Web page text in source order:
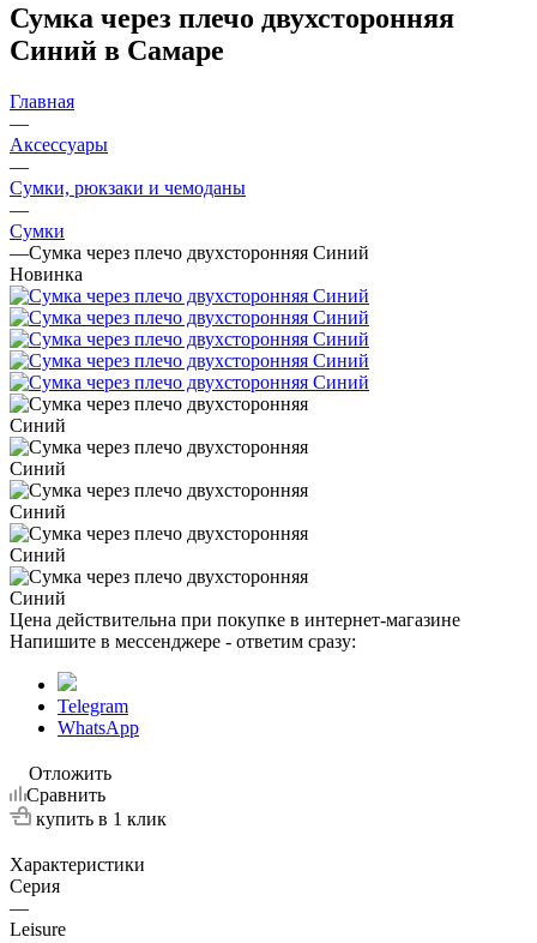
Сумка через плечо двухсторонняя
Синий в Самаре
Главная
—
Аксессуары
—
Сумки, рюкзаки и чемоданы
—
Сумки
—Сумка через плечо двухсторонняя Синий
Новинка
Цена действительна при покупке в интернет-магазине
Напишите в мессенджере - ответим сразу:
Telegram
WhatsApp
Отложить
Сравнить
купить в 1 клик
Характеристики
Серия
—
Leisure